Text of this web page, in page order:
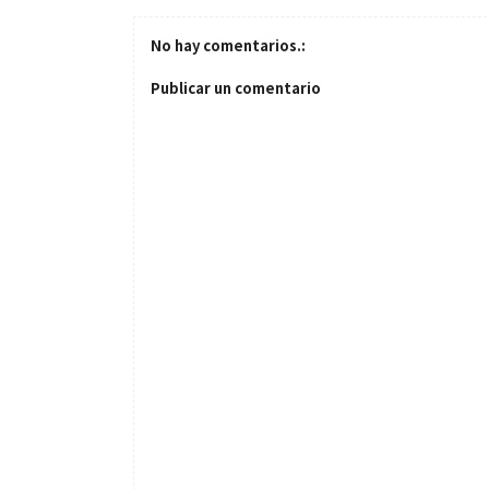
No hay comentarios.:
Publicar un comentario